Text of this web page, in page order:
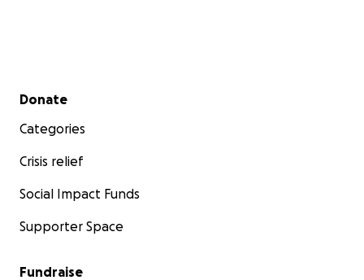
Secondary menu
Donate
Categories
Crisis relief
Social Impact Funds
Supporter Space
Fundraise